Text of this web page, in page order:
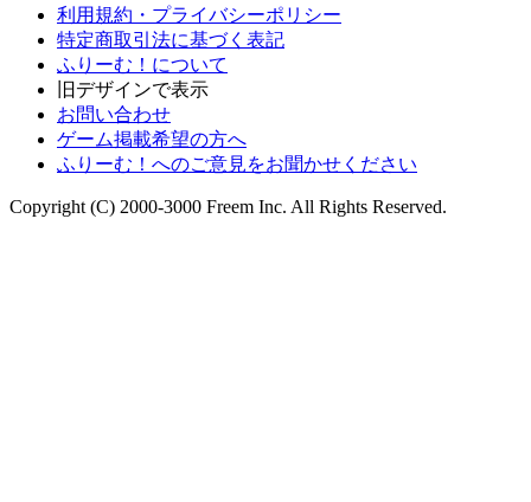
利用規約・プライバシーポリシー
特定商取引法に基づく表記
ふりーむ！について
旧デザインで表示
お問い合わせ
ゲーム掲載希望の方へ
ふりーむ！へのご意見をお聞かせください
Copyright (C) 2000-3000 Freem Inc. All Rights Reserved.